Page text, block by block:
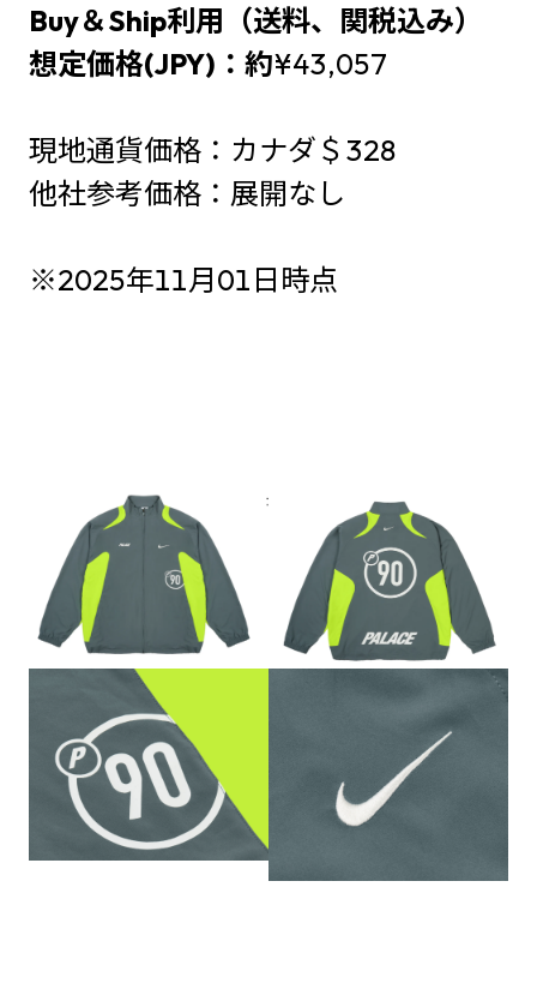
Buy＆Ship利用（送料、関税込み）
想定価格(JPY)：約¥43,057
現地通貨価格：カナダ＄328
他社参考価格：展開なし
※2025年11月01日時点